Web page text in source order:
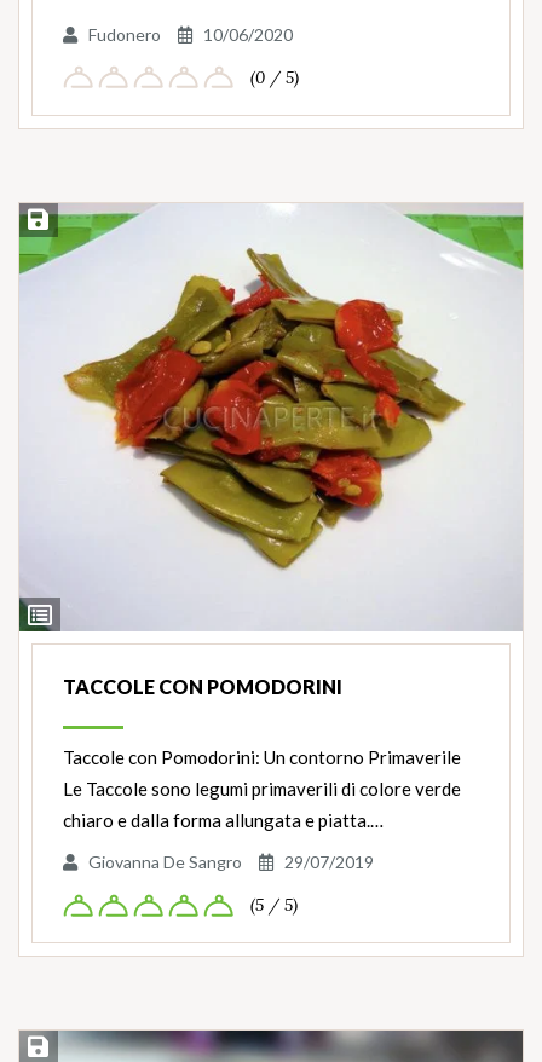
Fudonero 10/06/2020
(0 / 5)
Ingredienti
Salva ricetta
TACCOLE CON POMODORINI
Taccole con Pomodorini: Un contorno Primaverile
Le Taccole sono legumi primaverili di colore verde
chiaro e dalla forma allungata e piatta.…
Giovanna De Sangro 29/07/2019
(5 / 5)
Salva ricetta